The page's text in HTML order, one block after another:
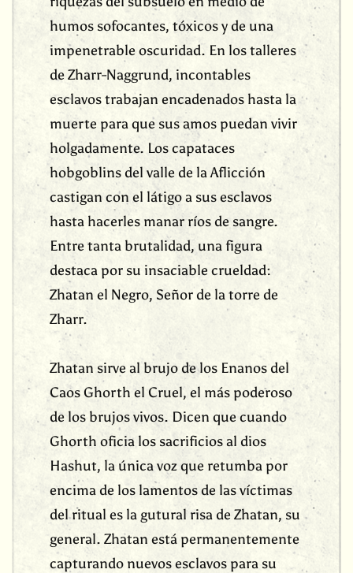
humos sofocantes, tóxicos y de una
impenetrable oscuridad. En los talleres
de Zharr-Naggrund, incontables
esclavos trabajan encadenados hasta la
muerte para que sus amos puedan vivir
holgadamente. Los capataces
hobgoblins del valle de la Aflicción
castigan con el látigo a sus esclavos
hasta hacerles manar ríos de sangre.
Entre tanta brutalidad, una figura
destaca por su insaciable crueldad:
Zhatan el Negro, Señor de la torre de
Zharr.
Zhatan sirve al brujo de los Enanos del
Caos Ghorth el Cruel, el más poderoso
de los brujos vivos. Dicen que cuando
Ghorth oficia los sacrificios al dios
Hashut, la única voz que retumba por
encima de los lamentos de las víctimas
del ritual es la gutural risa de Zhatan, su
general. Zhatan está permanentemente
capturando nuevos esclavos para su